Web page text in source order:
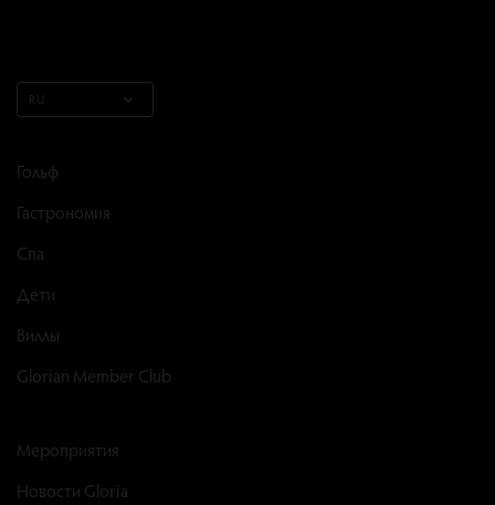
RU
Гольф
Гастрономия
Спа
Дети
Виллы
Glorian Member Club
Мероприятия
Новости Gloria